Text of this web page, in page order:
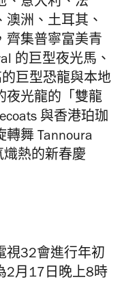
、意大利、法
洲、土耳其、
齊集普寧富美青
的巨型夜光馬、
巨型恐龍與本地
夜光龍的「雙龍
與香港珀珈
舞 Tannoura
熾熱的新春慶
視32會進行年初
2月17日晚上8時